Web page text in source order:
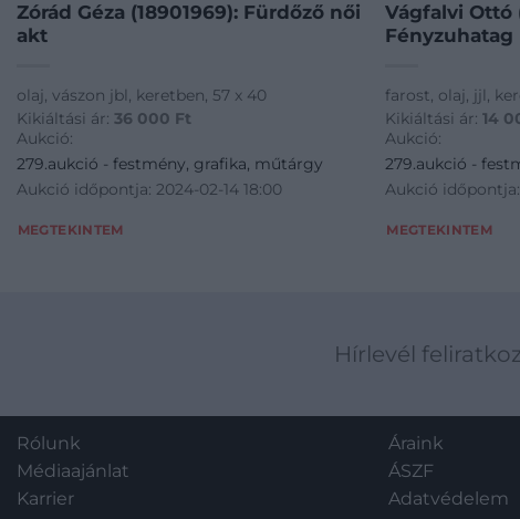
Zórád Géza (18901969): Fürdőző női
akt
olaj, vászon jbl, keretben, 57 x 40
Kikiáltási ár: 36 000 Ft
Aukció:
279.aukció - festmény, grafika, műtárgy
Aukció időpontja: 2024-02-14 18:00
MEGTEKINTEM
Vágfalvi Ottó
Fényzuhatag
farost, olaj, jjl,
Kikiáltási ár:14
Aukció:
279.aukció -
Aukció időpontja:
MEGTEKINTEM
Hírlevél
Rólunk
Médiaajánlat
Karrier
Áraink
ÁSZF
Adatvédelem